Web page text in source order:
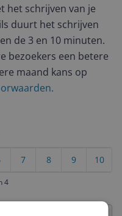
het schrijven van je
duurt het schrijven
de 3 en 10 minuten.
bezoekers een betere
maand kans op
10
9
8
7
4